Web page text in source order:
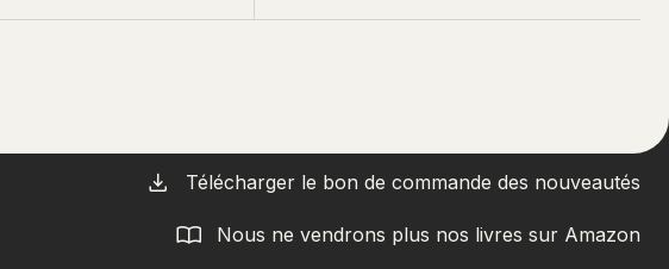
Télécharger le bon de commande des nouveautés
Nous ne vendrons plus nos livres sur Amazon